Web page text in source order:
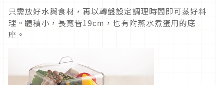
只需放好水與食材，再以轉盤設定調理時間即可蒸好料
理。體積小，長寬皆19cm，也有附蒸水煮蛋用的底
座。